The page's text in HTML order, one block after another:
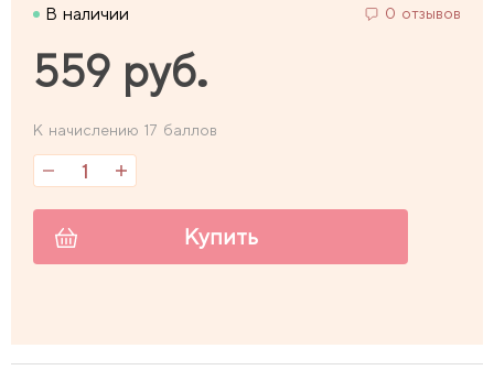
В наличии 0 отзывов
559 руб.
К начислению 17 баллов
Купить